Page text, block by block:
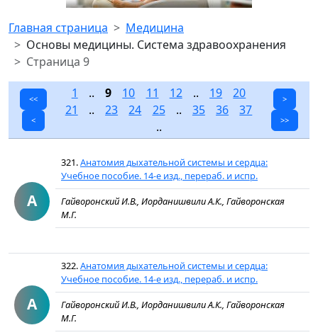
Главная страница
Медицина
Основы медицины. Система здравоохранения
Страница 9
<<
<
1 ..9 10 11 12.. 19
20
21
..23 24 25.. 35 36
37
..
>
>>
А
321.Анатомия дыхательной системы и сердца:
Учебное пособие. 14-е изд., перераб. и испр.
Гайворонский И.В., Иорданишвили А.К., Гайворонская
М.Г.
А
322.Анатомия дыхательной системы и сердца:
Учебное пособие. 14-е изд., перераб. и испр.
Гайворонский И.В., Иорданишвили А.К., Гайворонская
М.Г.